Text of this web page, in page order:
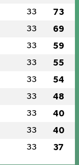
33 73
33 69
33 59
33 55
33 54
33 48
33 40
33 40
33 37